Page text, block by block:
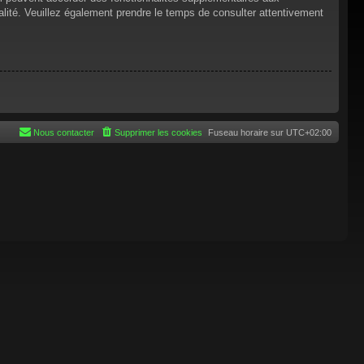
Veuillez également prendre le temps de consulter attentivement
Fuseau horaire sur UTC+02:00
Supprimer les cookies
Nous contacter